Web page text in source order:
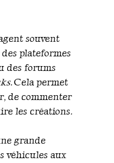
souvent
plateformes
des forums
. Cela permet
de commenter
les créations.
grande
véhicules aux